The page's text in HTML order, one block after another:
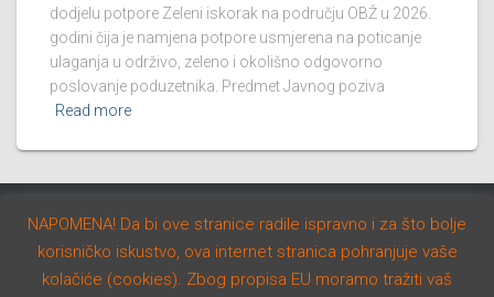
dodjelu potpore Zeleni iskorak na području OBŽ u 2026.
godini čija je namjena potpore usmjerena na poticanje
ulaganja u održivo, zeleno i okolišno odgovorno
poslovanje poduzetnika. Predmet Javnog poziva
Read more
AKTUALNO NATJEČAJI STUDIJE I PROGRAMI
NAPOMENA! Da bi ove stranice radile ispravno i za što bolje
korisničko iskustvo, ova internet stranica pohranjuje vaše
kolačiće (cookies). Zbog propisa EU moramo tražiti vaš